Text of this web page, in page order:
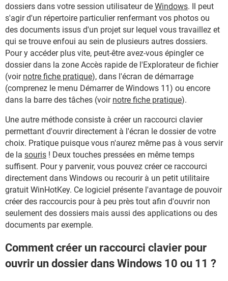
dossiers dans votre session utilisateur de Windows. Il peut
s'agir d'un répertoire particulier renfermant vos photos ou
des documents issus d'un projet sur lequel vous travaillez et
qui se trouve enfoui au sein de plusieurs autres dossiers.
Pour y accéder plus vite, peut-être avez-vous épingler ce
dossier dans la zone Accès rapide de l'Explorateur de fichier
(voir notre fiche pratique), dans l'écran de démarrage
(comprenez le menu Démarrer de Windows 11) ou encore
dans la barre des tâches (voir notre fiche pratique).
Une autre méthode consiste à créer un raccourci clavier
permettant d'ouvrir directement à l'écran le dossier de votre
choix. Pratique puisque vous n'aurez même pas à vous servir
de la souris ! Deux touches pressées en même temps
suffisent. Pour y parvenir, vous pouvez créer ce raccourci
directement dans Windows ou recourir à un petit utilitaire
gratuit WinHotKey. Ce logiciel présente l'avantage de pouvoir
créer des raccourcis pour à peu près tout afin d'ouvrir non
seulement des dossiers mais aussi des applications ou des
documents par exemple.
Comment créer un raccourci clavier pour
ouvrir un dossier dans Windows 10 ou 11 ?